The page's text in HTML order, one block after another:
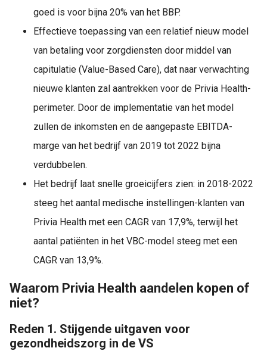
goed is voor bijna 20% van het BBP.
Effectieve toepassing van een relatief nieuw model
van betaling voor zorgdiensten door middel van
capitulatie (Value-Based Care), dat naar verwachting
nieuwe klanten zal aantrekken voor de Privia Health-
perimeter. Door de implementatie van het model
zullen de inkomsten en de aangepaste EBITDA-
marge van het bedrijf van 2019 tot 2022 bijna
verdubbelen.
Het bedrijf laat snelle groeicijfers zien: in 2018-2022
steeg het aantal medische instellingen-klanten van
Privia Health met een CAGR van 17,9%, terwijl het
aantal patiënten in het VBC-model steeg met een
CAGR van 13,9%.
Waarom Privia Health aandelen kopen of
niet?
Reden 1. Stijgende uitgaven voor
gezondheidszorg in de VS